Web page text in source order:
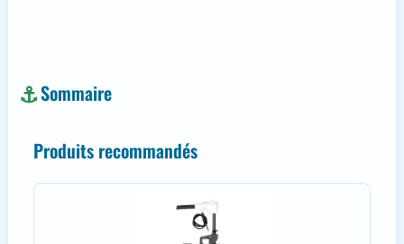
Sommaire
Produits recommandés